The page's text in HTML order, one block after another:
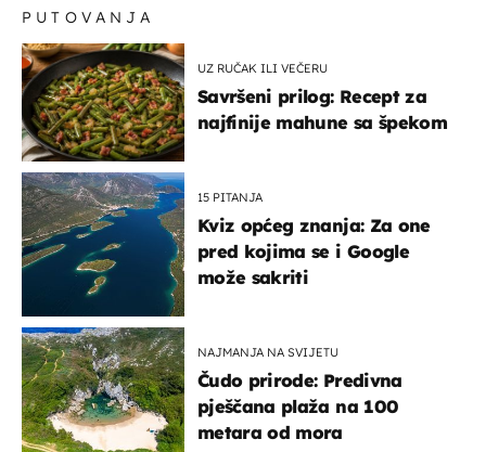
PUTOVANJA
UZ RUČAK ILI VEČERU
Savršeni prilog: Recept za
najfinije mahune sa špekom
15 PITANJA
Kviz općeg znanja: Za one
pred kojima se i Google
može sakriti
NAJMANJA NA SVIJETU
Čudo prirode: Predivna
pješčana plaža na 100
metara od mora